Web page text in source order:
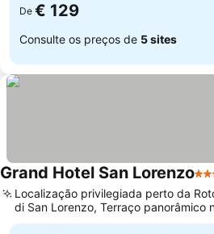
De € 129
Consulte os preços de 5 sites
Grand Hotel San Lorenzo4
Localização privilegiada perto da
di San Lorenzo, Terraço panorâmico
cobertura